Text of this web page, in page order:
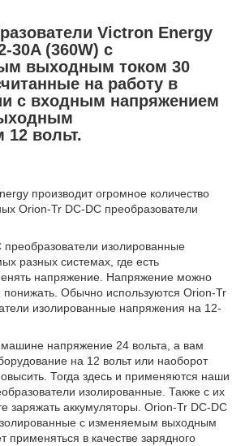
Victron Energy
30A (360W) с
выходным током 30
на работу в
с входным напряжением
12 вольт.
производит огромное количество
Orion-Tr DC-DC преобразователи
преобразователи изолированные
разных системах, где есть
напряжение. Напряжение можно
понижать. Обычно используются Orion-Tr
изолированные напряжения на 12-
напряжение 24 вольта, а вам
на 12 вольт или наоборот
Тогда здесь и применяются наши
изолированные. Также с их
аккумуляторы. Orion-Tr DC-DC
c изменяемым выходным
в качестве зарядного